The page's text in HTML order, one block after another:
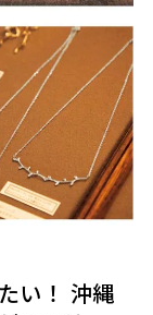
い！ 沖縄